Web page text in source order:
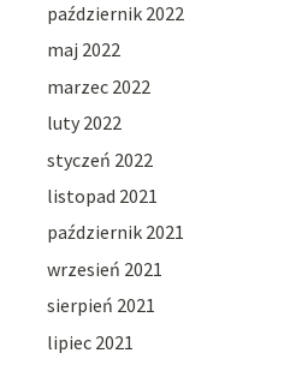
październik 2022
maj 2022
marzec 2022
luty 2022
styczeń 2022
listopad 2021
październik 2021
wrzesień 2021
sierpień 2021
lipiec 2021